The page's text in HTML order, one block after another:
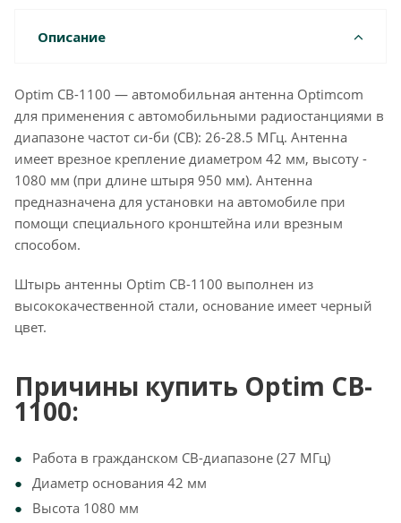
Описание
Optim CB-1100 — автомобильная антенна Optimcom
для применения с автомобильными радиостанциями в
диапазоне частот си-би (СВ): 26-28.5 МГц. Антенна
имеет врезное крепление диаметром 42 мм, высоту -
1080 мм (при длине штыря 950 мм). Антенна
предназначена для установки на автомобиле при
помощи специального кронштейна или врезным
способом.
Штырь антенны Optim CB-1100 выполнен из
высококачественной стали, основание имеет черный
цвет.
Причины купить Optim CB-
1100:
Работа в гражданском СВ-диапазоне (27 МГц)
Диаметр основания 42 мм
Высота 1080 мм